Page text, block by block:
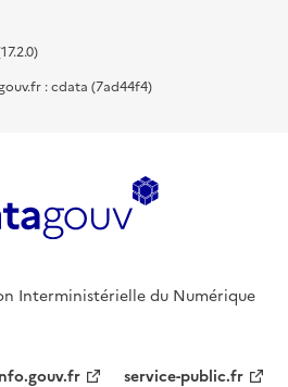
: cdata (7ad44f4)
Interministérielle du Numérique
service-public.fr